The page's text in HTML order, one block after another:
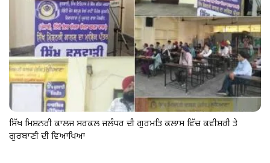
ਸਿੱਖ ਮਿਸ਼ਨਰੀ ਕਾਲਜ ਸਰਕਲ ਜਲੰਧਰ ਦੀ ਗੁਰਮਤਿ ਕਲਾਸ ਵਿੱਚ ਕਵੀਸ਼ਰੀ ਤੇ
ਗੁਰਬਾਣੀ ਦੀ ਵਿਆਖਿਆ